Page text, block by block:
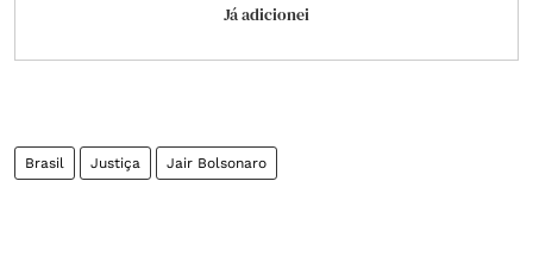
Já adicionei
Brasil Justiça Jair Bolsonaro